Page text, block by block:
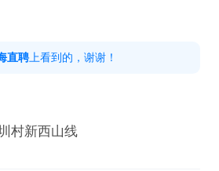
进表、生产进度表，确保数据
沟通，提供生产进度及交付情
户或第三方，协助顺利通过验
直聘 上看到的，谢谢！
村新西山线